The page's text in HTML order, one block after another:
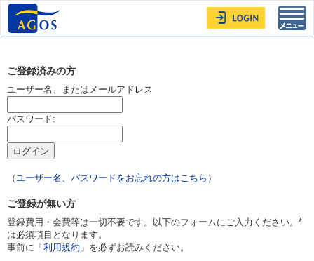
ご登録済みの方
ユーザー名、またはメールアドレス
パスワード:
（ユーザー名、パスワードをお忘れの方はこちら ）
ご登録が無い方
登録費用・会費等は一切不要です。以下のフォームにご入力ください。*
は必須項目となります。
事前に「 利用規約 」を必ずお読みください。